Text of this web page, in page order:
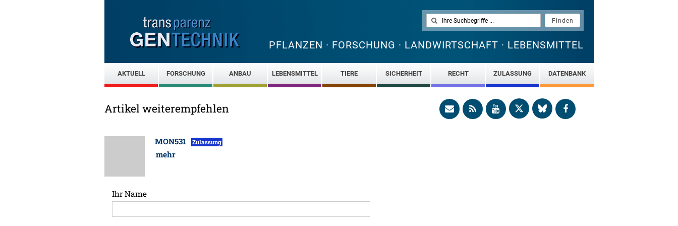
PFLANZEN · FORSCHUNG · LANDWIRTSCHAFT · LEBENSMITTEL
AKTUELL FORSCHUNG ANBAU LEBENSMITTEL TIERE SICHERHEIT RECHT ZULASSUNG DATENBANK
Artikel weiterempfehlen
MON531 Zulassung
mehr
Ihr Name